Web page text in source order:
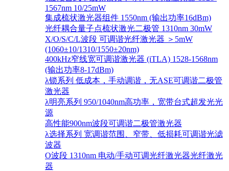
1567nm 10/25mW
集成梳状激光器组件 1550nm (输出功率16dBm)
光纤耦合量子点梳状激光二极管 1310nm 30mW
X/O/S/C/L波段 可调谐光纤激光器 ＞5mW
(1060±10/1310/1550±20nm)
400kHz窄线宽可调谐激光器 (iTLA) 1528-1568nm
(输出功率8-17dBm)
λ锁系列 低成本，手动调谐，无ASE可调谐二极管
激光器
λ明亮系列 950/1040nm高功率，宽带台式超发光光
源
高性能900nm波段可调谐二极管激光器
λ选择系列 宽调谐范围、窄带、低损耗可调谐光滤
波器
O波段 1310nm 电动/手动可调光纤激光器光纤激光
器